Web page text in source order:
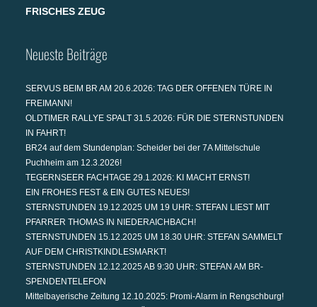
FRISCHES ZEUG
Neueste Beiträge
SERVUS BEIM BR AM 20.6.2026: TAG DER OFFENEN TÜRE IN
FREIMANN!
OLDTIMER RALLYE SPALT 31.5.2026: FÜR DIE STERNSTUNDEN
IN FAHRT!
BR24 auf dem Stundenplan: Scheider bei der 7A Mittelschule
Puchheim am 12.3.2026!
TEGERNSEER FACHTAGE 29.1.2026: KI MACHT ERNST!
EIN FROHES FEST & EIN GUTES NEUES!
STERNSTUNDEN 19.12.2025 UM 19 UHR: STEFAN LIEST MIT
PFARRER THOMAS IN NIEDERAICHBACH!
STERNSTUNDEN 15.12.2025 UM 18.30 UHR: STEFAN SAMMELT
AUF DEM CHRISTKINDLESMARKT!
STERNSTUNDEN 12.12.2025 AB 9:30 UHR: STEFAN AM BR-
SPENDENTELEFON
Mittelbayerische Zeitung 12.10.2025: Promi-Alarm in Rengschburg!